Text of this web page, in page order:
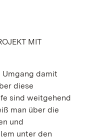
MIT
Umgang damit
diese
sind weitgehend
man über die
und
unter den